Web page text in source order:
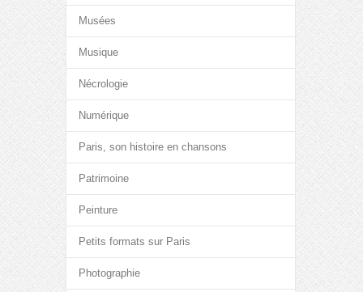
Musées
Musique
Nécrologie
Numérique
Paris, son histoire en chansons
Patrimoine
Peinture
Petits formats sur Paris
Photographie